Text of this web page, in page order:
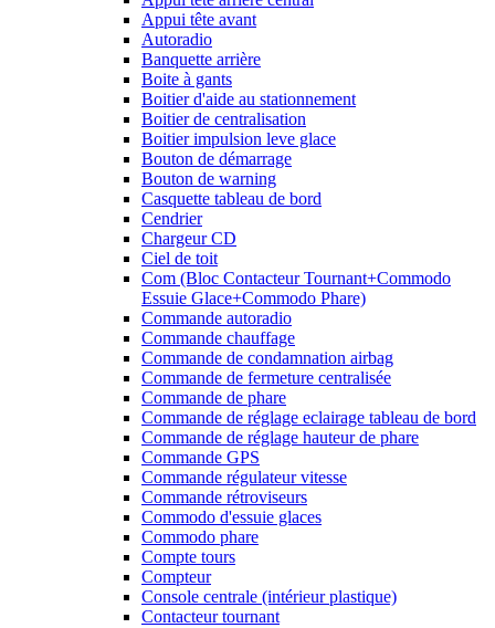
Appui tête avant
Autoradio
Banquette arrière
Boite à gants
Boitier d'aide au stationnement
Boitier de centralisation
Boitier impulsion leve glace
Bouton de démarrage
Bouton de warning
Casquette tableau de bord
Cendrier
Chargeur CD
Ciel de toit
Com (Bloc Contacteur Tournant+Commodo
Essuie Glace+Commodo Phare)
Commande autoradio
Commande chauffage
Commande de condamnation airbag
Commande de fermeture centralisée
Commande de phare
Commande de réglage eclairage tableau de bord
Commande de réglage hauteur de phare
Commande GPS
Commande régulateur vitesse
Commande rétroviseurs
Commodo d'essuie glaces
Commodo phare
Compte tours
Compteur
Console centrale (intérieur plastique)
Contacteur tournant